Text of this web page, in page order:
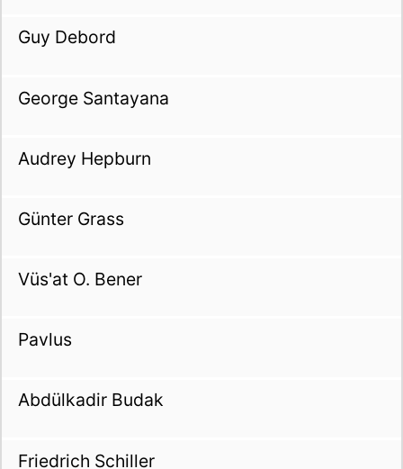
Guy Debord
George Santayana
Audrey Hepburn
Günter Grass
Vüs'at O. Bener
Pavlus
Abdülkadir Budak
Friedrich Schiller